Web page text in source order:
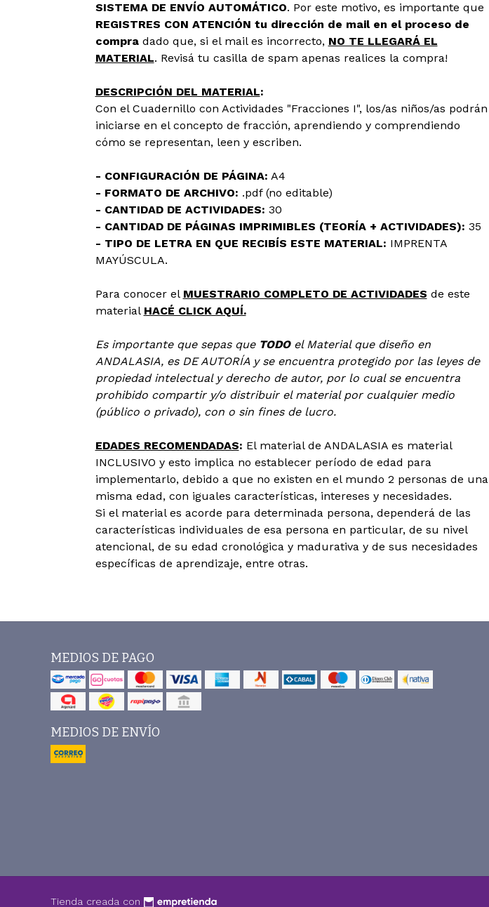
SISTEMA DE ENVÍO AUTOMÁTICO. Por este motivo, es importante que
REGISTRES CON ATENCIÓN tu dirección de mail en el proceso de
compradado que, si el mail es incorrecto, NO TE LLEGARÁ EL
MATERIAL. Revisá tu casilla de spam apenas realices la compra!
DESCRIPCIÓN DEL MATERIAL:
Con el Cuadernillo con Actividades "Fracciones I", los/as niños/as podrán
iniciarse en el concepto de fracción, aprendiendo y comprendiendo
cómo se representan, leen y escriben.
- CONFIGURACIÓN DE PÁGINA: A4
- FORMATO DE ARCHIVO: .pdf (no editable)
- CANTIDAD DE ACTIVIDADES: 30
- CANTIDAD DE PÁGINAS IMPRIMIBLES (TEORÍA + ACTIVIDADES): 35
- TIPO DE LETRA EN QUE RECIBÍS ESTE MATERIAL: IMPRENTA
MAYÚSCULA.
Para conocer el MUESTRARIO COMPLETO DE ACTIVIDADES de este
material HACÉ CLICK AQUÍ.
Es importante que sepas que TODO el Material que diseño en
ANDALASIA, es DE AUTORÍA y se encuentra protegido por las leyes de
propiedad intelectual y derecho de autor, por lo cual se encuentra
prohibido compartir y/o distribuir el material por cualquier medio
(público o privado), con o sin fines de lucro.
EDADES RECOMENDADAS: ​El material de ANDALASIA es material
INCLUSIVO y esto implica no establecer período de edad para
implementarlo, debido a que no existen en el mundo 2 personas de una
misma edad, con iguales características, intereses y necesidades.
Si el material es acorde para determinada persona, dependerá de las
características individuales de esa persona en particular, de su nivel
atencional, de su edad cronológica y madurativa y de sus necesidades
específicas de aprendizaje, entre otras.
MEDIOS DE PAGO
MEDIOS DE ENVÍO
Tienda creada con